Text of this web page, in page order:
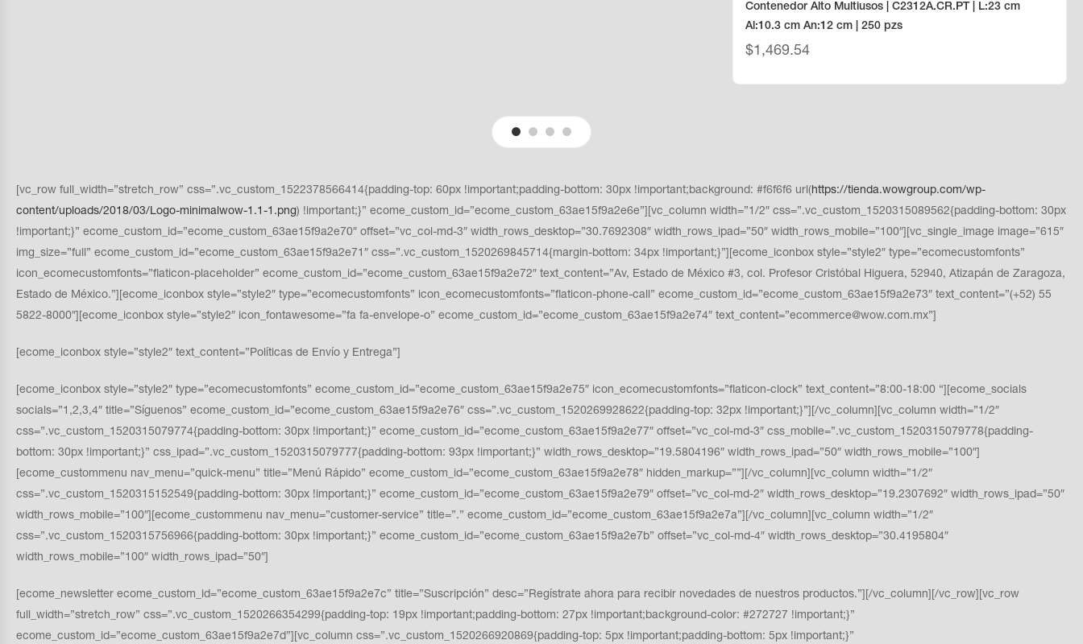
Contenedor Alto Multiusos | C2312A.CR.PT | L:23 cm
Al:10.3 cm An:12 cm | 250 pzs
$1,469.54
[vc_row full_width=”stretch_row” css=”.vc_custom_1522378566414{padding-top: 60px !important;padding-bottom: 30px !important;background: #f6f6f6 url( https://tienda.wowgroup.com/wp-
content/uploads/2018/03/Logo-minimalwow-1.1-1.png) !important;}” ecome_custom_id=”ecome_custom_63ae15f9a2e6e”][vc_column width=”1/2″ css=”.vc_custom_1520315089562{padding-bottom: 30px
!important;}” ecome_custom_id=”ecome_custom_63ae15f9a2e70″ offset=”vc_col-md-3″ width_rows_desktop=”30.7692308″ width_rows_ipad=”50″ width_rows_mobile=”100″][vc_single_image image=”615″
img_size=”full” ecome_custom_id=”ecome_custom_63ae15f9a2e71″ css=”.vc_custom_1520269845714{margin-bottom: 34px !important;}”][ecome_iconbox style=”style2″ type=”ecomecustomfonts”
icon_ecomecustomfonts=”flaticon-placeholder” ecome_custom_id=”ecome_custom_63ae15f9a2e72″ text_content=”Av, Estado de México #3, col. Profesor Cristóbal Higuera, 52940, Atizapán de Zaragoza,
Estado de México.”][ecome_iconbox style=”style2″ type=”ecomecustomfonts” icon_ecomecustomfonts=”flaticon-phone-call” ecome_custom_id=”ecome_custom_63ae15f9a2e73″ text_content=”(+52) 55
5822-8000″][ecome_iconbox style=”style2″ icon_fontawesome=”fa fa-envelope-o” ecome_custom_id=”ecome_custom_63ae15f9a2e74″ text_content=”ecommerce@wow.com.mx”]
[ecome_iconbox style=”style2″ text_content=”Políticas de Envío y Entrega”]
[ecome_iconbox style=”style2″ type=”ecomecustomfonts” ecome_custom_id=”ecome_custom_63ae15f9a2e75″ icon_ecomecustomfonts=”flaticon-clock” text_content=”8:00-18:00 “][ecome_socials
socials=”1,2,3,4″ title=”Síguenos” ecome_custom_id=”ecome_custom_63ae15f9a2e76″ css=”.vc_custom_1520269928622{padding-top: 32px !important;}”][/vc_column][vc_column width=”1/2″
css=”.vc_custom_1520315079774{padding-bottom: 30px !important;}” ecome_custom_id=”ecome_custom_63ae15f9a2e77″ offset=”vc_col-md-3″ css_mobile=”.vc_custom_1520315079778{padding-
bottom: 30px !important;}” css_ipad=”.vc_custom_1520315079777{padding-bottom: 93px !important;}” width_rows_desktop=”19.5804196″ width_rows_ipad=”50″ width_rows_mobile=”100″]
[ecome_custommenu nav_menu=”quick-menu” title=”Menú Rápido” ecome_custom_id=”ecome_custom_63ae15f9a2e78″ hidden_markup=””][/vc_column][vc_column width=”1/2″
css=”.vc_custom_1520315152549{padding-bottom: 30px !important;}” ecome_custom_id=”ecome_custom_63ae15f9a2e79″ offset=”vc_col-md-2″ width_rows_desktop=”19.2307692″ width_rows_ipad=”50″
width_rows_mobile=”100″][ecome_custommenu nav_menu=”customer-service” title=”.” ecome_custom_id=”ecome_custom_63ae15f9a2e7a”][/vc_column][vc_column width=”1/2″
css=”.vc_custom_1520315756966{padding-bottom: 30px !important;}” ecome_custom_id=”ecome_custom_63ae15f9a2e7b” offset=”vc_col-md-4″ width_rows_desktop=”30.4195804″
width_rows_mobile=”100″ width_rows_ipad=”50″]
[ecome_newsletter ecome_custom_id=”ecome_custom_63ae15f9a2e7c” title=”Suscripción” desc=”Regístrate ahora para recibir novedades de nuestros productos.”][/vc_column][/vc_row][vc_row
full_width=”stretch_row” css=”.vc_custom_1520266354299{padding-top: 19px !important;padding-bottom: 27px !important;background-color: #272727 !important;}”
ecome_custom_id=”ecome_custom_63ae15f9a2e7d”][vc_column css=”.vc_custom_1520266920869{padding-top: 5px !important;padding-bottom: 5px !important;}”